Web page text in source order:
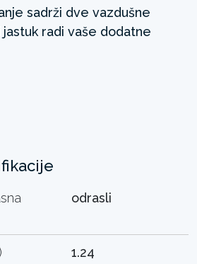
sadrži dve vazdušne
radi vaše dodatne
odrasli
1.24